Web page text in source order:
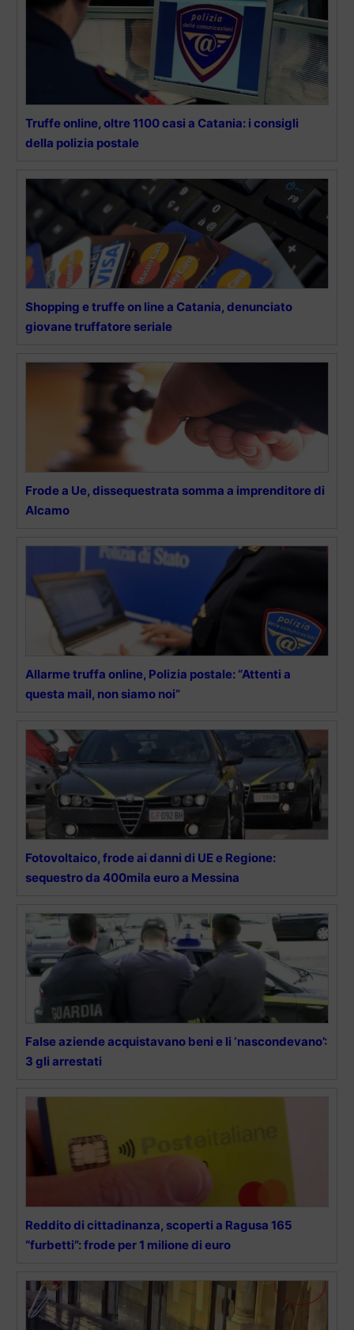
Truffe online, oltre 1100 casi a Catania: i consigli
della polizia postale
Shopping e truffe on line a Catania, denunciato
giovane truffatore seriale
Frode a Ue, dissequestrata somma a imprenditore di
Alcamo
Allarme truffa online, Polizia postale: “Attenti a
questa mail, non siamo noi”
Fotovoltaico, frode ai danni di UE e Regione:
sequestro da 400mila euro a Messina
False aziende acquistavano beni e li ‘nascondevano’:
3 gli arrestati
Reddito di cittadinanza, scoperti a Ragusa 165
“furbetti”: frode per 1 milione di euro